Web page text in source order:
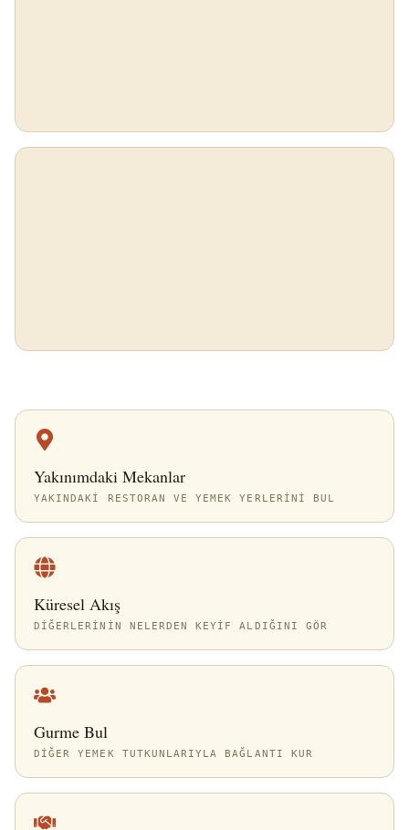
Yakınımdaki Mekanlar
YAKINDAKI RESTORAN VE YEMEK YERLERINI BUL
Küresel Akış
DIĞERLERININ NELERDEN KEYIF ALDIĞINI GÖR
Gurme Bul
DIĞER YEMEK TUTKUNLARIYLA BAĞLANTI KUR